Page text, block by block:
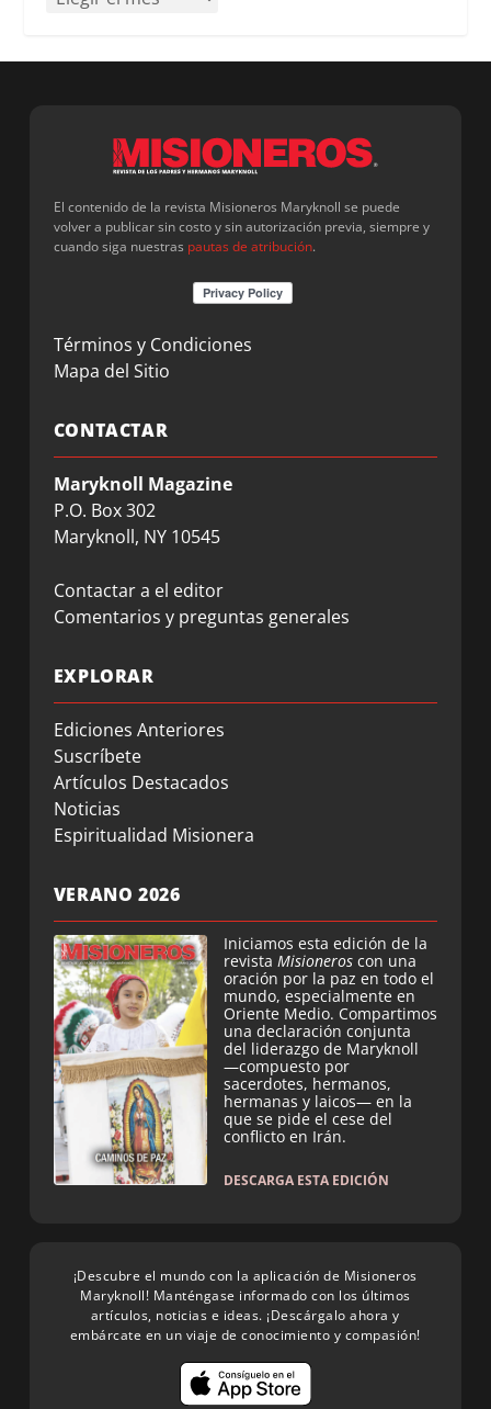
El contenido de la revista Misioneros Maryknoll se puede
volver a publicar sin costo y sin autorización previa, siempre y
cuando siga nuestras pautas de atribución.
Términos y Condiciones
Mapa del Sitio
CONTACTAR
Maryknoll Magazine
P.O. Box 302
Maryknoll, NY 10545
Contactar a el editor
Comentarios y preguntas generales
EXPLORAR
Ediciones Anteriores
Suscríbete
Artículos Destacados
Noticias
Espiritualidad Misionera
VERANO 2026
Iniciamos esta edición de la
revista Misioneros con una
oración por la paz en todo el
mundo, especialmente en
Oriente Medio. Compartimos
una declaración conjunta
del liderazgo de Maryknoll
—compuesto por
sacerdotes, hermanos,
hermanas y laicos— en la
que se pide el cese del
conflicto en Irán.
DESCARGA ESTA EDICIÓN
¡Descubre el mundo con la aplicación de Misioneros
Maryknoll! Manténgase informado con los últimos
artículos, noticias e ideas. ¡Descárgalo ahora y
embárcate en un viaje de conocimiento y compasión!